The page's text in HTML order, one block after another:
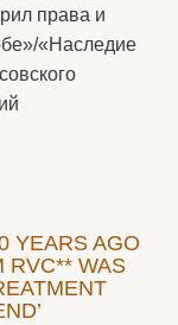
права и
«Наследие
YEARS AGO
RVC** WAS